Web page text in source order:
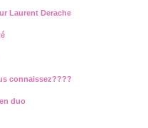
Laurent Derache
connaissez????
duo